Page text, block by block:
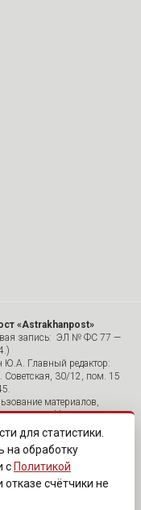
«Astrakhanpost»
запись: ЭЛ № ФС 77 —
Главный редактор:
Советская, 30/12, пом. 15
материалов,
«Astrakhanpost»,
и публикацией
Комментарии
редактирования.
их с сайта или
нарушают законы РФ.
18+»
для статистики.
на обработку
с Политикой
отказе счётчики не